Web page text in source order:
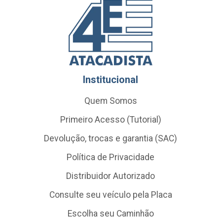
Institucional
Quem Somos
Primeiro Acesso (Tutorial)
Devolução, trocas e garantia (SAC)
Política de Privacidade
Distribuidor Autorizado
Consulte seu veículo pela Placa
Escolha seu Caminhão